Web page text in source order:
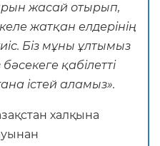
жасай отырып,
жатқан елдерінің
Біз мұны ұлтымыз
қабілетті
істей аламыз».
халқына